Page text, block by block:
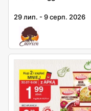
29 лип. -9 серп. 2026